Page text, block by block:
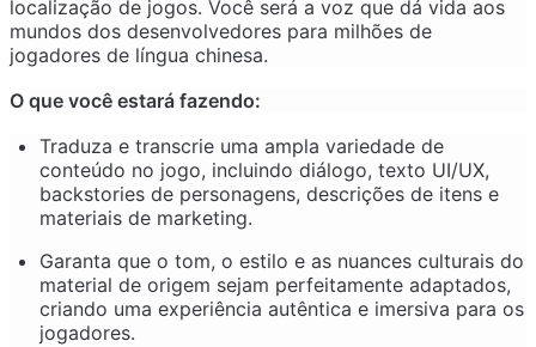
localização de jogos. Você será a voz que dá vida aos
mundos dos desenvolvedores para milhões de
jogadores de língua chinesa.
O que você estará fazendo:
Traduza e transcrie uma ampla variedade de
conteúdo no jogo, incluindo diálogo, texto UI/UX,
backstories de personagens, descrições de itens e
materiais de marketing.
Garanta que o tom, o estilo e as nuances culturais do
material de origem sejam perfeitamente adaptados,
criando uma experiência autêntica e imersiva para os
jogadores.